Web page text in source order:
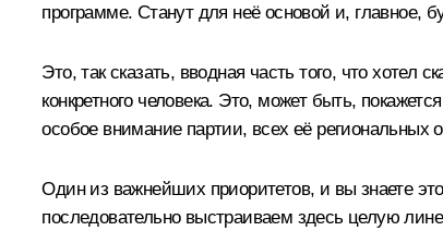
программе. Станут для неё основой и, главное,
Это, так сказать, вводная часть того, что хотел
конкретного человека. Это, может быть,
особое внимание партии, всех её региональных
Один из важнейших приоритетов, и вы знаете
последовательно выстраиваем здесь целую